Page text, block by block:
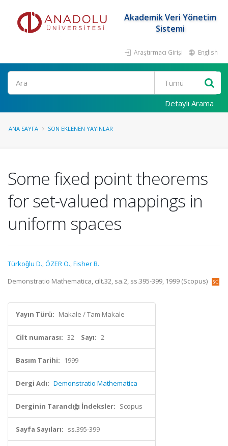
Akademik Veri Yönetim
Sistemi
Araştırmacı Girişi English
Ara
Detaylı Arama
ANA SAYFA SON EKLENEN YAYINLAR
Some fixed point theorems
for set-valued mappings in
uniform spaces
Türkoǧlu D.,ÖZER O.,Fisher B.
Demonstratio Mathematica, cilt.32, sa.2, ss.395-399, 1999 (Scopus)
Yayın Türü: Makale / Tam Makale
Cilt numarası: 32 Sayı: 2
Basım Tarihi: 1999
Dergi Adı: Demonstratio Mathematica
Derginin Tarandığı İndeksler: Scopus
Sayfa Sayıları: ss.395-399